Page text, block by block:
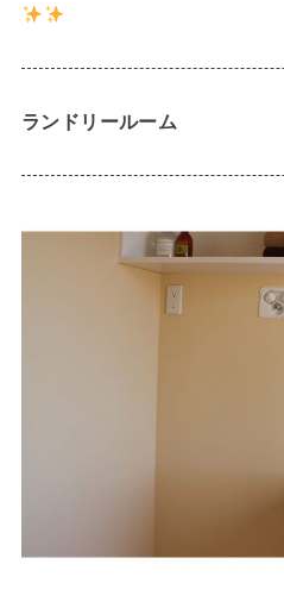
ランドリールーム